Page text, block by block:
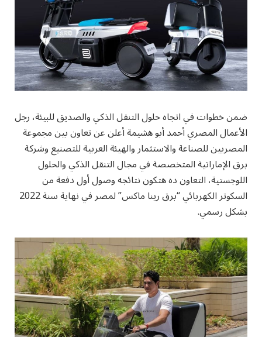
ضمن خطوات في اتجاه حلول التنقل الذكي والصديق للبيئة، رجل
الأعمال المصري أحمد أبو هشيمة أعلن عن تعاون بين مجموعة
المصريين للصناعة والاستثمار والهيئة العربية للتصنيع وشركة
برق الإماراتية المتخصصة في مجال التنقل الذكي والحلول
اللوجستية، التعاون ده هتكون نتائجه وصول أول دفعة من
السكوتر الكهربائي “برق رينا ماكس” لمصر في نهاية سنة 2022
بشكل رسمي.